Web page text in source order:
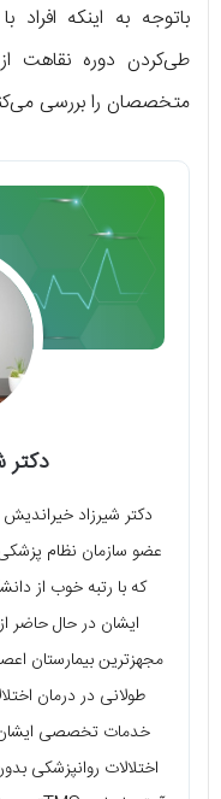
باتوجه‌ به اینکه افراد
طی‌کردن دوره نقاهت
متخصصان را بررسی
دکتر
دکتر شیرزاد
عضو سازمان نظام
که با رتبه خوب از
ایشان در حال حاضر
مجهزترین بیمارستان
طولانی در درمان
خدمات تخصصی ایشان
اختلالات روانپزشکی